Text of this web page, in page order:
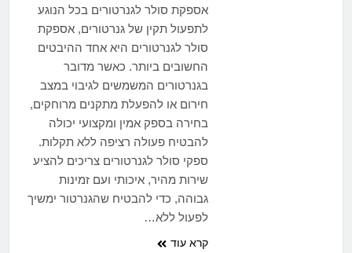
אספקת סולר לגנרטורים בכל הנוגע
לתפעול תקין של גנרטורים, אספקת
סולר לגנרטורים היא אחד ההיבטים
החשובים ביותר. כאשר מדובר
בגנרטורים המשמשים לגיבוי במצב
חירום או להפעלת מתקנים מרוחקים,
בחירה בספק אמין ומקצועי יכולה
להבטיח פעולה רציפה ללא תקלות.
ספקי סולר לגנרטורים צריכים להציע
שירות מהיר, איכותי ועם זמינות
גבוהה, כדי להבטיח שהגנרטור ימשיך
לפעול ללא…
קרא עוד